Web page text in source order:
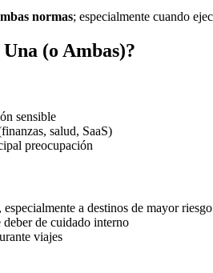
normas; especialmente cuando
(o Ambas)?
sensible
salud, SaaS)
preocupación
a destinos de mayor riesgo
de cuidado interno
viajes